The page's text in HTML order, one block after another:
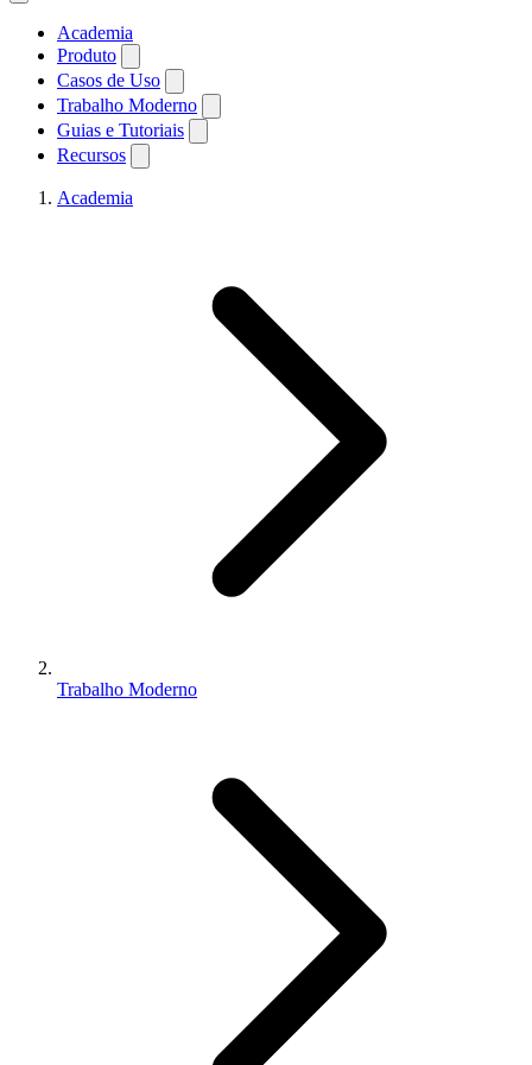
Academia
Produto
Casos de Uso
Trabalho Moderno
Guias e Tutoriais
Recursos
Academia
Trabalho Moderno